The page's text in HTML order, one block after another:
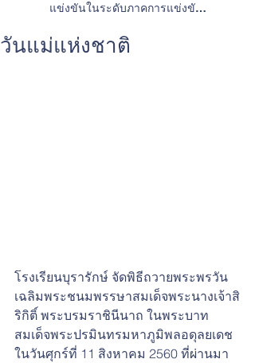
แข่งขันในระดับภาคการแข่งขัน
ประดิษฐ์
วันแม่แห่งชาติ
โรงเรียนบุรารักษ์ จัดพิธีถวายพระพรวัน
เฉลิมพระชนมพรรษาสมเด็จพระนางเจ้าสิ
ริกิติ์ พระบรมราชินีนาถ ในพระบาท
สมเด็จพระปรมินทรมหาภูมิพลอดุลยเดช
ในวันศุกร์ที่ 11 สิงหาคม 2560 ที่ผ่านมา